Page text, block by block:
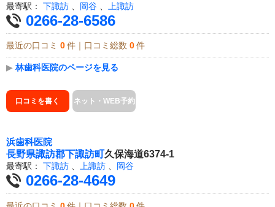
最寄駅： 下諏訪 岡谷 上諏訪
0266-28-6586
最近の口コミ 0 件｜口コミ総数 0 件
▶ 林歯科医院のページを見る
口コミを書く ネット・WEB予約
浜歯科医院
長野県諏訪郡下諏訪町久保海道6374-1
最寄駅： 下諏訪 、 上諏訪 、 岡谷
0266-28-4649